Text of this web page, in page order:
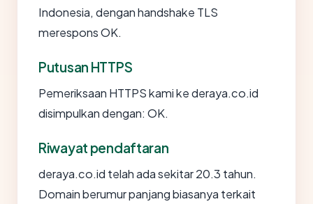
Indonesia, dengan handshake TLS
merespons OK.
Putusan HTTPS
Pemeriksaan HTTPS kami ke deraya.co.id
disimpulkan dengan: OK.
Riwayat pendaftaran
deraya.co.id telah ada sekitar 20.3 tahun.
Domain berumur panjang biasanya terkait